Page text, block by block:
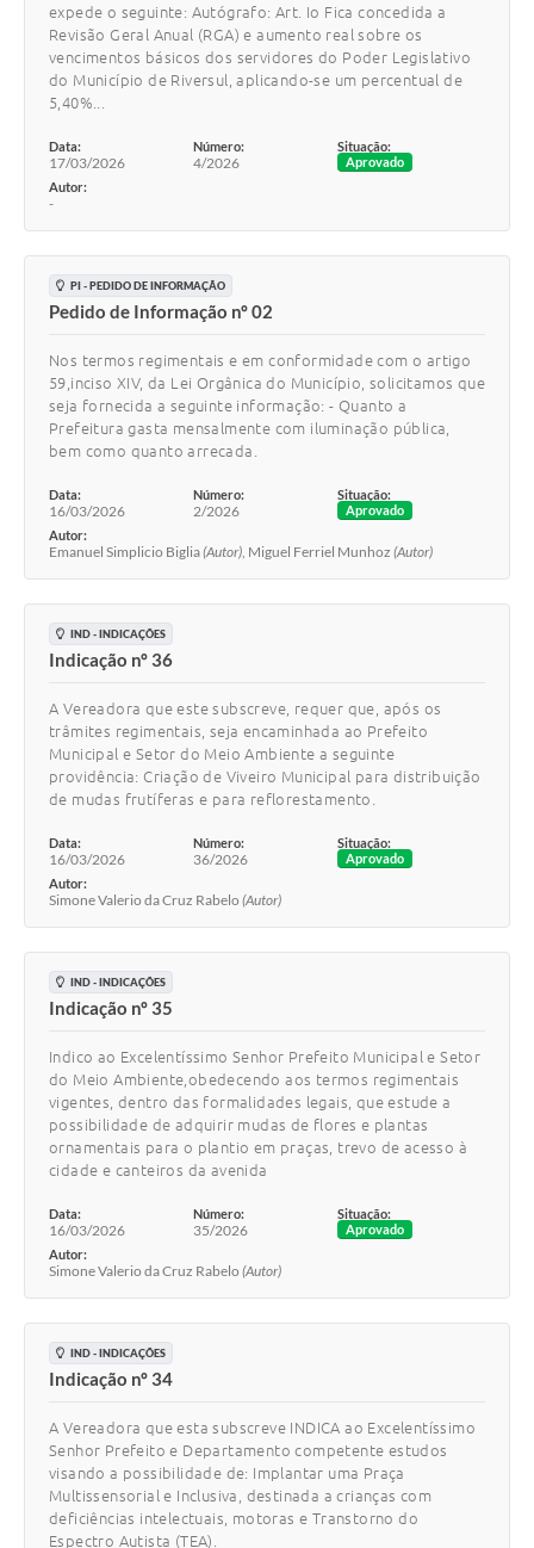
expede o seguinte: Autógrafo: Art. Io Fica concedida a
Revisão Geral Anual (RGA) e aumento real sobre os
vencimentos básicos dos servidores do Poder Legislativo
do Município de Riversul, aplicando-se um percentual de
5,40%...
Data:
17/03/2026
Número:
4/2026
Situação:
Aprovado
Autor:
-
PI - PEDIDO DE INFORMAÇÃO
Pedido de Informação nº 02
Nos termos regimentais e em conformidade com o artigo
59,inciso XIV, da Lei Orgânica do Município, solicitamos que
seja fornecida a seguinte informação: - Quanto a
Prefeitura gasta mensalmente com iluminação pública,
bem como quanto arrecada.
Data:
16/03/2026
Número:
2/2026
Situação:
Aprovado
Autor:
Emanuel Simplicio Biglia(Autor), Miguel Ferriel Munhoz (Autor)
IND - INDICAÇÕES
Indicação nº 36
A Vereadora que este subscreve, requer que, após os
trâmites regimentais, seja encaminhada ao Prefeito
Municipal e Setor do Meio Ambiente a seguinte
providência: Criação de Viveiro Municipal para distribuição
de mudas frutíferas e para reflorestamento.
Data:
16/03/2026
Número:
36/2026
Situação:
Aprovado
Autor:
Simone Valerio da Cruz Rabelo (Autor)
IND - INDICAÇÕES
Indicação nº 35
Indico ao Excelentíssimo Senhor Prefeito Municipal e Setor
do Meio Ambiente,obedecendo aos termos regimentais
vigentes, dentro das formalidades legais, que estude a
possibilidade de adquirir mudas de flores e plantas
ornamentais para o plantio em praças, trevo de acesso à
cidade e canteiros da avenida
Data:
16/03/2026
Número:
35/2026
Situação:
Aprovado
Autor:
Simone Valerio da Cruz Rabelo (Autor)
IND - INDICAÇÕES
Indicação nº 34
A Vereadora que esta subscreve INDICA ao Excelentíssimo
Senhor Prefeito e Departamento competente estudos
visando a possibilidade de: Implantar uma Praça
Multissensorial e Inclusiva, destinada a crianças com
deficiências intelectuais, motoras e Transtorno do
Espectro Autista (TEA).